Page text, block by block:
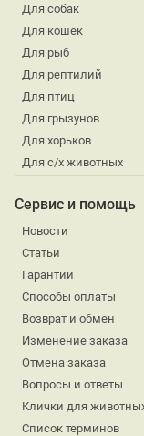
Для собак
Для кошек
Для рыб
Для рептилий
Для птиц
Для грызунов
Для хорьков
Для с/х животных
Сервис и помощь
Новости
Статьи
Гарантии
Способы оплаты
Возврат и обмен
Изменение заказа
Отмена заказа
Вопросы и ответы
Клички для
Список терминов